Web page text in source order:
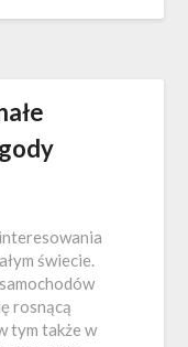
świecie.
rosnącą
tym także w